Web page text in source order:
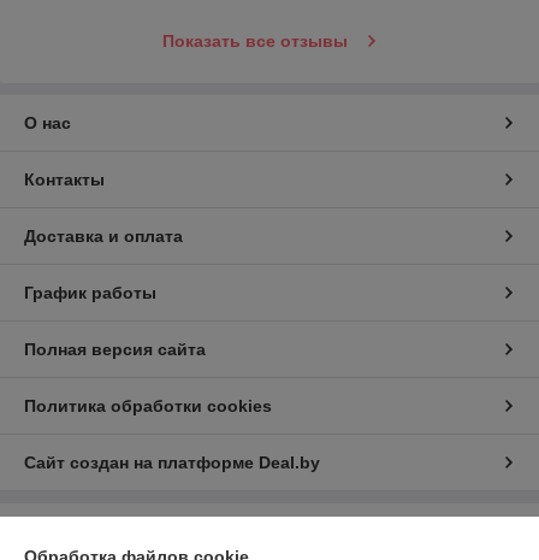
Показать все отзывы
О нас
Контакты
Доставка и оплата
График работы
Полная версия сайта
Политика обработки cookies
Сайт создан на платформе Deal.by